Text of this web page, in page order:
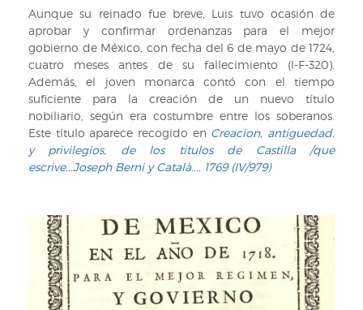
diseños
de
todas
las
monedas
acuñadas...
/[Juan
Fernando
Palomino
y
1817
(GRAB/475)
y
corte
de
Madrid
/
Por
D.
José
Amador
de
Juan
Dios
Aunque su reinado fue breve, Luis tuvo ocasión de
aprobar y confirmar ordenanzas para el mejor
gobierno de México, con fecha del 6 de mayo de 1724,
cuatro meses antes de su fallecimiento (I-F-320).
Además, el joven monarca contó con el tiempo
suficiente para la creación de un nuevo título
nobiliario, según era costumbre entre los soberanos.
Este título aparece recogido en Creacion, antiguedad,
y privilegios, de los titulos de Castilla /que
escrive...Joseph Berni y Català..., 1769 (IV/979)